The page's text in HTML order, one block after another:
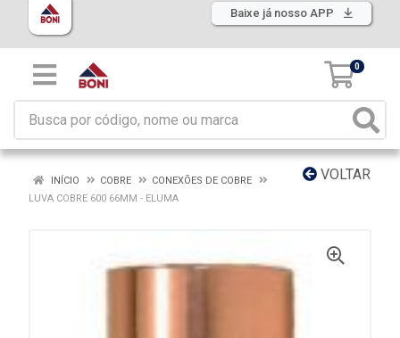
Baixe já nosso APP
0
VOLTAR
INÍCIO COBRE
CONEXÕES DE COBRE
LUVA COBRE 600 66MM - ELUMA